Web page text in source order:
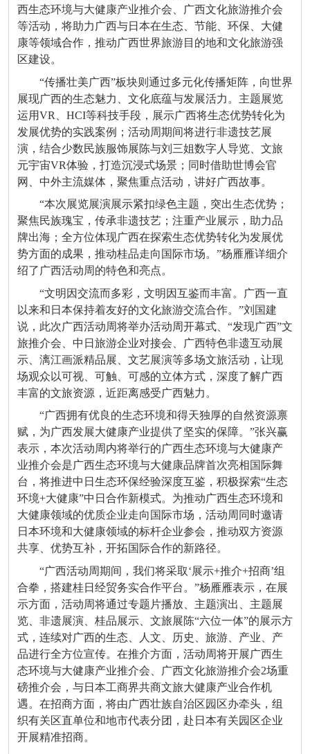
西生态环境与大健康产业推介会、广西文化旅游推介会
等活动，将助力广西与日本在生态、节能、环保、大健
康等领域合作，推动广西世界旅游目的地和文化旅游强
区建设。
“传播壮美广西”板块则通过多元化传播矩阵，向世界
展现广西的生态魅力、文化底蕴与发展活力。主题展览
运用VR、HCI等科技手段，展示广西将生态优势转化为
发展优势的实践案例；活动周期间将进行非遗技艺展
演，结合少数民族服饰展陈与刘三姐数字人导览、文旅
元宇宙VR体验，打造沉浸式场景；同时借助世博会官
网、中外主流媒体，聚焦重点活动，讲好广西故事。
“本次展览展演展示紧扣绿色主题，突出生态优势；
聚焦民族瑰宝，传承非遗技艺；注重产业展示，助力品
牌出海；全方位体现广西在探索生态优势转化为发展优
势方面的成果，推动桂品走向国际市场。”杨雁雁详细介
绍了广西活动周的特色和亮点。
“文明因交流而多彩，文明因互鉴而丰富。广西一直
以来和日本保持着友好的文化旅游交流合作。”刘国建
说，此次广西活动周将举办活动周开幕式、“发现广西”文
旅推介会、中日旅游企业对接会、广西特色非遗互动展
示、漓江画派精品展、文艺展演等多场文旅活动，让现
场观众以可视、可触、可感的立体方式，深度了解广西
丰富的文旅资源，近距离感受广西魅力。
“广西拥有优良的生态环境和得天独厚的自然资源禀
赋，为广西发展大健康产业提供了坚实的保障。”张兴赢
表示，本次活动周内将举行的广西生态环境与大健康产
业推介会是广西生态环境与大健康品牌首次亮相国际舞
台，将推进中日生态环保经验深度互鉴，积极探索“生态
环境+大健康”中日合作新模式。为推动广西生态环境和
大健康领域的优质企业走向国际市场，活动周同时邀请
日本环境和大健康领域的标杆企业参会，推动双方资源
共享、优势互补，开拓国际合作的新路径。
“广西活动周期间，我们将采取‘展示+推介+招商’组
合拳，搭建桂日经贸务实合作平台。”杨雁雁表示，在展
示方面，活动周将通过专题片播放、主题演出、主题展
览、非遗展演、桂品展示、文旅展陈“六位一体”的展示方
式，连续对广西的生态、人文、历史、旅游、产业、产
品进行全方位宣传。在推介方面，活动周将开展广西生
态环境与大健康产业推介会、广西文化旅游推介会2场重
磅推介会，与日本工商界共商文旅大健康产业合作机
遇。在招商方面，将由广西壮族自治区园区办牵头，组
织有关区直单位和地市代表分团，赴日本有关园区企业
开展精准招商。